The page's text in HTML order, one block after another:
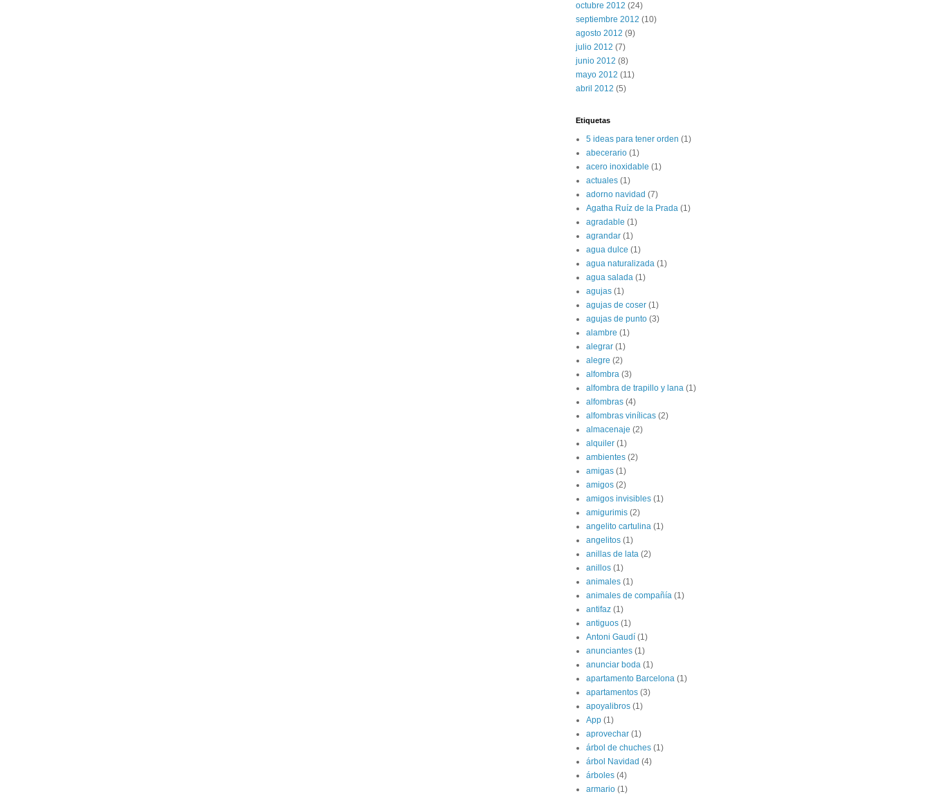
octubre 2012 (24)
septiembre 2012 (10)
agosto 2012 (9)
julio 2012 (7)
junio 2012 (8)
mayo 2012 (11)
abril 2012 (5)
Etiquetas
5 ideas para tener orden (1)
abecerario (1)
acero inoxidable (1)
actuales (1)
adorno navidad (7)
Agatha Ruíz de la Prada (1)
agradable (1)
agrandar (1)
agua dulce (1)
agua naturalizada (1)
agua salada (1)
agujas (1)
agujas de coser (1)
agujas de punto (3)
alambre (1)
alegrar (1)
alegre (2)
alfombra (3)
alfombra de trapillo y lana (1)
alfombras (4)
alfombras vinílicas (2)
almacenaje (2)
alquiler (1)
ambientes (2)
amigas (1)
amigos (2)
amigos invisibles (1)
amigurimis (2)
angelito cartulina (1)
angelitos (1)
anillas de lata (2)
anillos (1)
animales (1)
animales de compañía (1)
antifaz (1)
antiguos (1)
Antoni Gaudí (1)
anunciantes (1)
anunciar boda (1)
apartamento Barcelona (1)
apartamentos (3)
apoyalibros (1)
App (1)
aprovechar (1)
árbol de chuches (1)
árbol Navidad (4)
árboles (4)
armario (1)